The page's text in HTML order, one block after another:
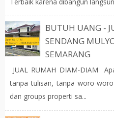
BUTUH UANG -
SENDANG
SEMARANG
JUAL RUMAH DIAM-DIAM
tanpa tulisan, tanpa woro-
dan groups properti sa...